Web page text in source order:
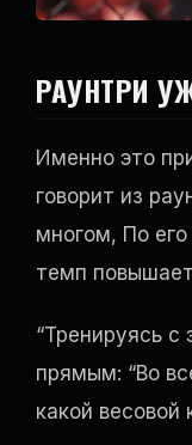
РАУНТРИ
Именно это
говорит из
многом, По
темп
“Тренируясь
прямым: “Во
какой весовой